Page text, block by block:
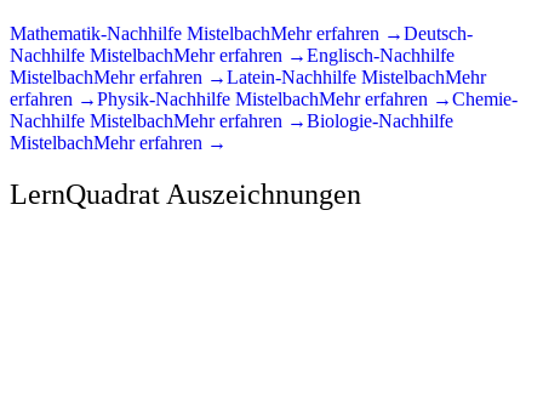
Mathematik-Nachhilfe MistelbachMehr erfahren →Deutsch-
Nachhilfe MistelbachMehr erfahren →Englisch-Nachhilfe
MistelbachMehr erfahren →Latein-Nachhilfe MistelbachMehr
erfahren →Physik-Nachhilfe MistelbachMehr erfahren →Chemie-
Nachhilfe MistelbachMehr erfahren →Biologie-Nachhilfe
MistelbachMehr erfahren →
LernQuadrat Auszeichnungen